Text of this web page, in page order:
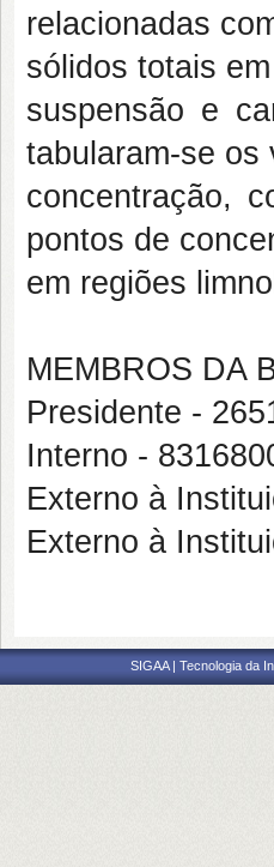
relacionadas
sólidos totais em
suspensão e
tabularam-se os
concentração,
pontos de
em regiões
MEMBROS DA
Presidente -
Interno -
Externo à
Externo à
SIGAA | Tecnologia da